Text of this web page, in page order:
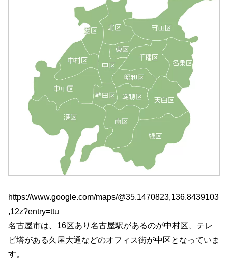
https://www.google.com/maps/@35.1470823,136.8439103
,12z?entry=ttu
名古屋市は、16区あり名古屋駅があるのが中村区、テレ
ビ塔がある久屋大通などのオフィス街が中区となっていま
す。